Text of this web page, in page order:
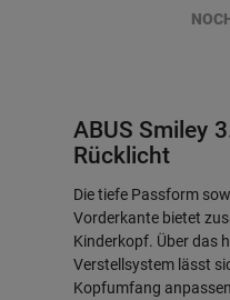
ABUS Smiley
Rücklicht
Die tiefe Passform
Vorderkante bietet
Kinderkopf. Über das
Verstellsystem lässt
Kopfumfang